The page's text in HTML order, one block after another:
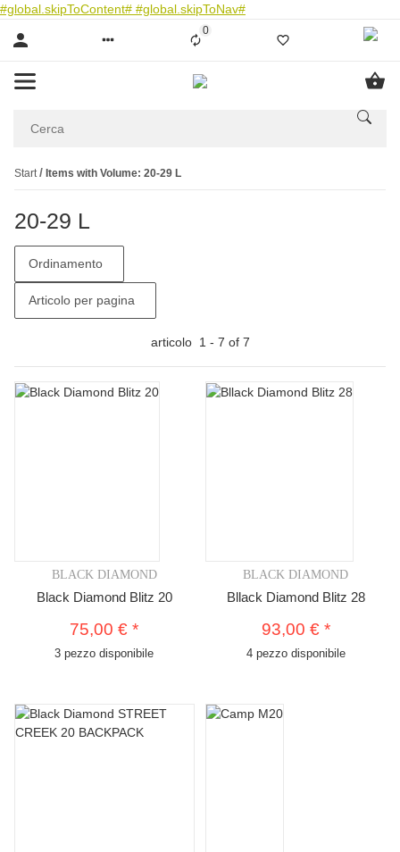
#global.skipToContent# #global.skipToNav#
0Liste ist leer
Start Items with Volume: 20-29 L
20-29 L
Ordinamento
Articolo per pagina
articolo 1 - 7 of 7
BLACK DIAMOND
Black Diamond Blitz 20
75,00 €*
3 pezzo disponibile
BLACK DIAMOND
Bllack Diamond Blitz 28
93,00 € *
4 pezzo disponibile